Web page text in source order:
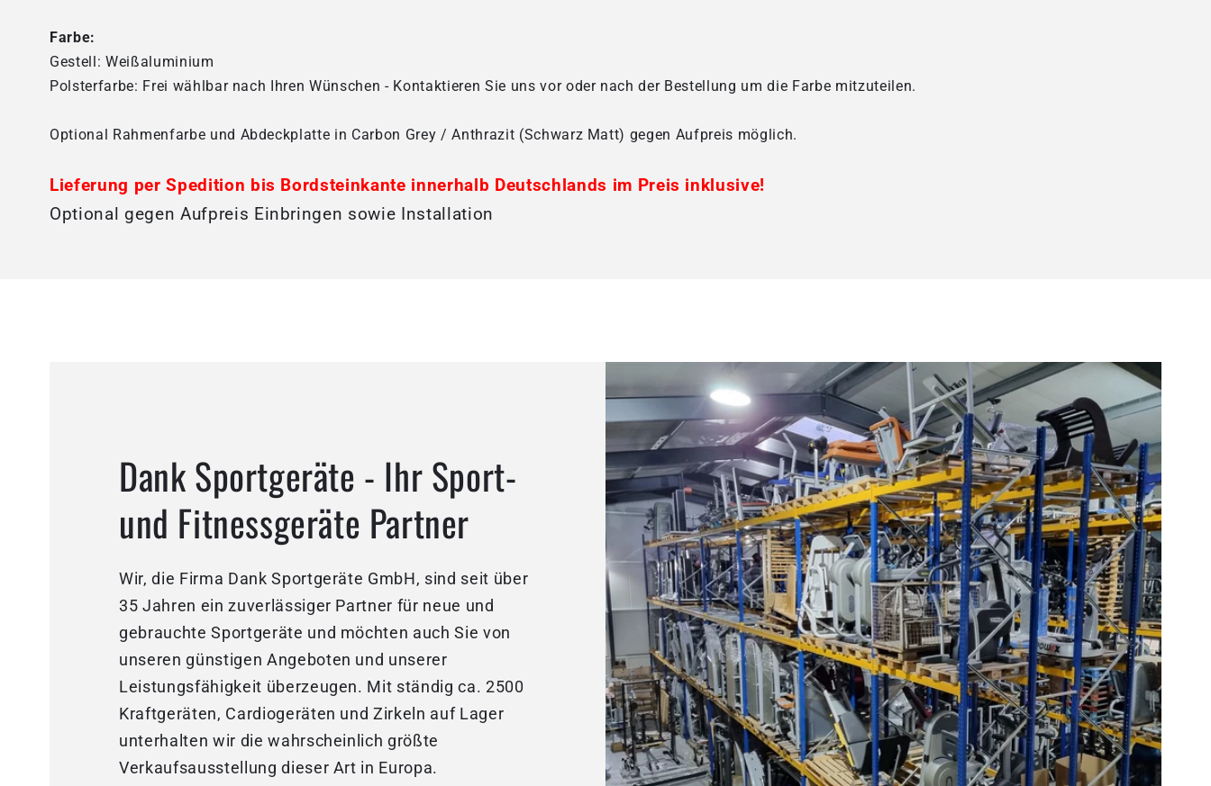
Farbe:
Gestell: Weißaluminium
Polsterfarbe: Frei wählbar nach Ihren Wünschen - Kontaktieren Sie uns vor oder nach der Bestellung um die Farbe mitzuteilen.
Optional Rahmenfarbe und Abdeckplatte in Carbon Grey / Anthrazit (Schwarz Matt) gegen Aufpreis möglich.
Lieferung per Spedition bis Bordsteinkante innerhalb Deutschlands im Preis inklusive!
Optional gegen Aufpreis Einbringen sowie Installation
Dank Sportgeräte - Ihr Sport-
und Fitnessgeräte Partner
Wir, die Firma Dank Sportgeräte GmbH, sind seit über
35 Jahren ein zuverlässiger Partner für neue und
gebrauchte Sportgeräte und möchten auch Sie von
unseren günstigen Angeboten und unserer
Leistungsfähigkeit überzeugen. Mit ständig ca. 2500
Kraftgeräten, Cardiogeräten und Zirkeln auf Lager
unterhalten wir die wahrscheinlich größte
Verkaufsausstellung dieser Art in Europa.